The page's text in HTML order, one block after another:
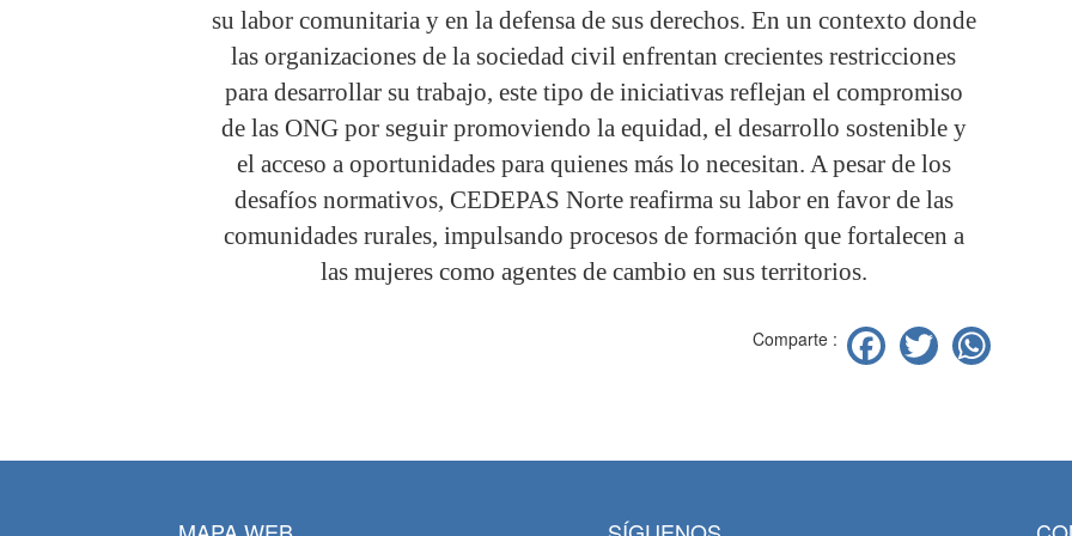
su labor comunitaria y en la defensa de sus derechos. En un contexto donde
las organizaciones de la sociedad civil enfrentan crecientes restricciones
para desarrollar su trabajo, este tipo de iniciativas reflejan el compromiso
de las ONG por seguir promoviendo la equidad, el desarrollo sostenible y
el acceso a oportunidades para quienes más lo necesitan. A pesar de los
desafíos normativos, CEDEPAS Norte reafirma su labor en favor de las
comunidades rurales, impulsando procesos de formación que fortalecen a
las mujeres como agentes de cambio en sus territorios.
Comparte : Facebook
Twitter